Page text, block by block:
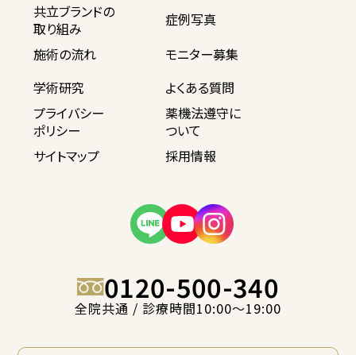
共立ブランドの
取り組み
症例写真
施術の流れ
モニター募集
学術研究
よくある質問
プライバシー
ポリシー
薬機法遵守に
ついて
サイトマップ
採用情報
0120-500-340
全院共通 / 診療時間10:00〜19:00